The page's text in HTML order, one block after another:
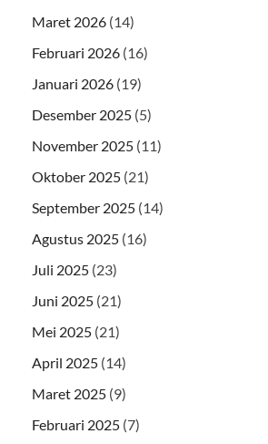
Maret 2026 (14)
Februari 2026 (16)
Januari 2026 (19)
Desember 2025 (5)
November 2025 (11)
Oktober 2025 (21)
September 2025 (14)
Agustus 2025 (16)
Juli 2025 (23)
Juni 2025 (21)
Mei 2025 (21)
April 2025 (14)
Maret 2025 (9)
Februari 2025 (7)